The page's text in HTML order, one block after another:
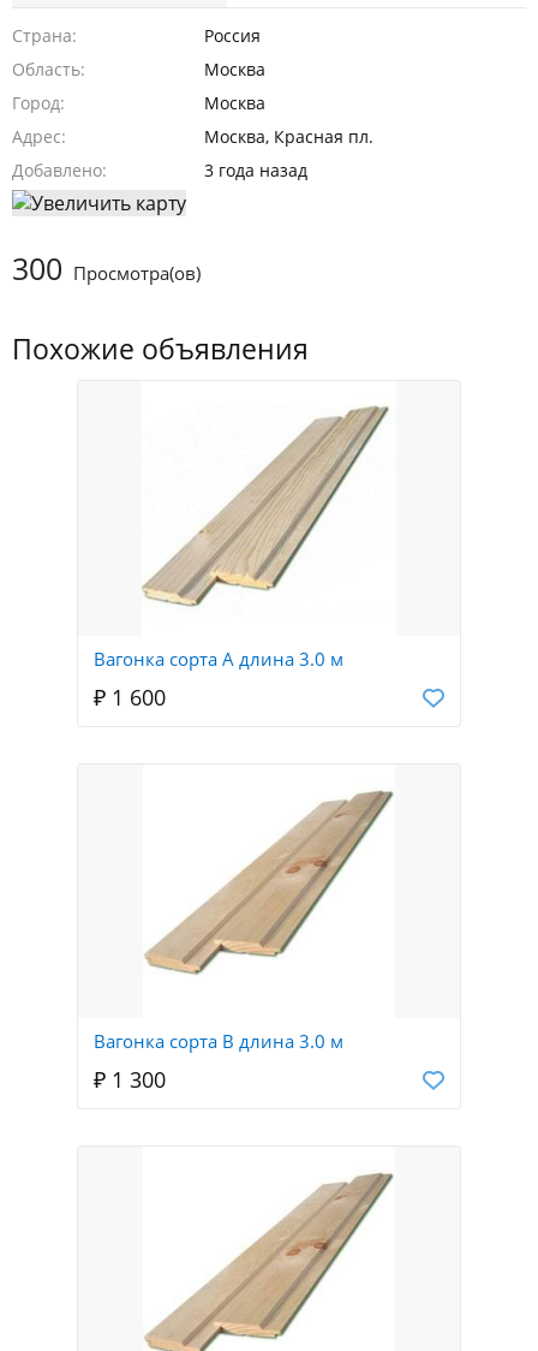
Похожие объявления
Вагонка сорта А длина 3.0 м
₽ 1 600
Вагонка сорта В длина 3.0 м
₽ 1 300
Страна
Россия
Область
Москва
Город
Москва
Адрес
Москва, Красная пл.
Добавлено
3 года назад
300 Просмотра(ов)